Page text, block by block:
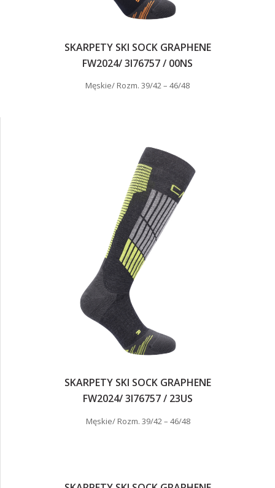
SKARPETY SKI SOCK GRAPHENE
FW2024/ 3I76757 / 00NS
Męskie/ Rozm. 39/42 – 46/48
SKARPETY SKI SOCK GRAPHENE
FW2024/ 3I76757 / 23US
Męskie/ Rozm. 39/42 – 46/48